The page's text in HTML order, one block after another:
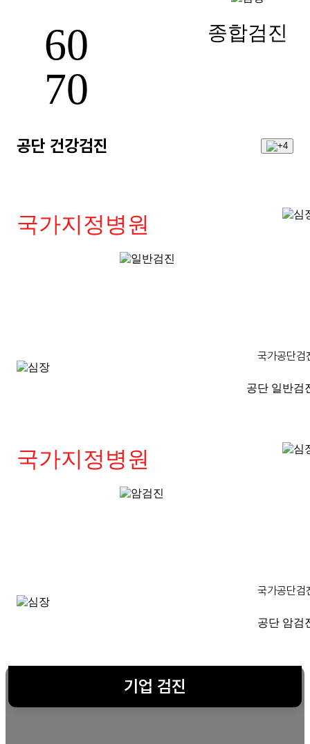
60
70
종합검진
공단 건강검진
국가지정병원
국가공단검
공단 일반검
국가지정병원
국가공단검
공단 암검
기업 검진